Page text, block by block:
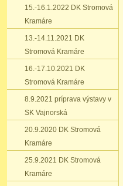
15.-16.1.2022 DK Stromová
Kramáre
13.-14.11.2021 DK
Stromová Kramáre
16.-17.10.2021 DK
Stromová Kramáre
8.9.2021 príprava výstavy v
SK Vajnorská
20.9.2020 DK Stromová
Kramáre
25.9.2021 DK Stromová
Kramáre